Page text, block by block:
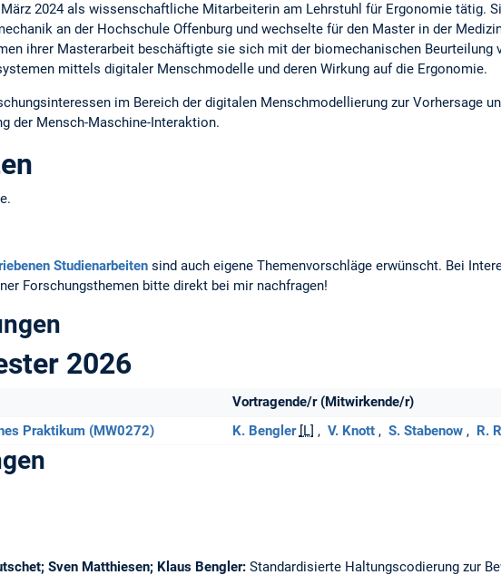
2024 als wissenschaftliche Mitarbeiterin am Lehrstuhl für Ergonomie tätig.
an der Hochschule Offenburg und wechselte für den Master in der
ihrer Masterarbeit beschäftigte sie sich mit der biomechanischen Beurteilung
mittels digitaler Menschmodelle und deren Wirkung auf die Ergonomie.
im Bereich der digitalen Menschmodellierung zur Vorhersage
der Mensch-Maschine-Interaktion.
Studienarbeiten sind auch eigene Themenvorschläge erwünscht. Bei
Forschungsthemen bitte direkt bei mir nachfragen!
2026
Vortragende/r (Mitwirkende/r)
Praktikum (MW0272) K. Bengler [L] V. Knott S. Stabenow R.
Sven Matthiesen; Klaus Bengler: Standardisierte Haltungscodierung zur